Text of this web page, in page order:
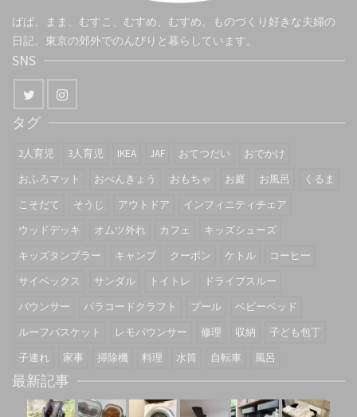
ぱぱ、まま、むすこ、むすめ、むすめ。ものづくり好きな夫婦の
日記。東京の郊外でのんびりと暮らしています。
SNS
タグ
2人育児 3人育児 IKEA JAF おてつだい
おでかけ
おふろマット
おべんきょう おもちゃ お庭 お風呂
くるま
こそだて
そうじ アウトドア
インフィニティチェア
ウッドデッキ
オムツ外れ カフェ
キッズシューズ
キッズタンブラー
キャンプ クーポン ケトル
コーヒー
サイベックス
サンダル トイトレ
ドライブスルー
バウンサー
パラコードクラフト プール
ベビーベッド
ルーフバスケット
レモバウンサー 修理 収納
子ども包丁
子連れ
家事 掃除機 料理 水筒 自転車 風呂
最新記事